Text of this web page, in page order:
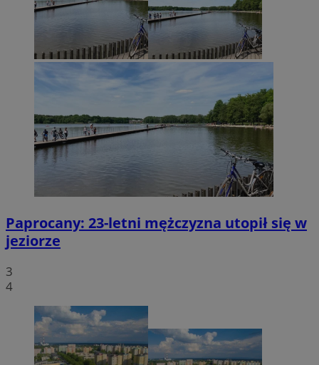
Paprocany: 23-letni mężczyzna utopił się w
jeziorze
3
4